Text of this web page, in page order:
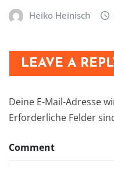
Heiko Heinisch
LEAVE A
Deine E-Mail-Adresse
Erforderliche Felder
Comment